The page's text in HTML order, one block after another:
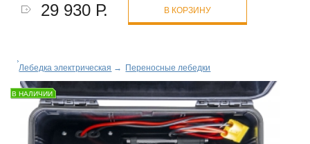
29 930 Р. В КОРЗИНУ
Лебедка электрическая → Переносные лебедки
В НАЛИЧИИ